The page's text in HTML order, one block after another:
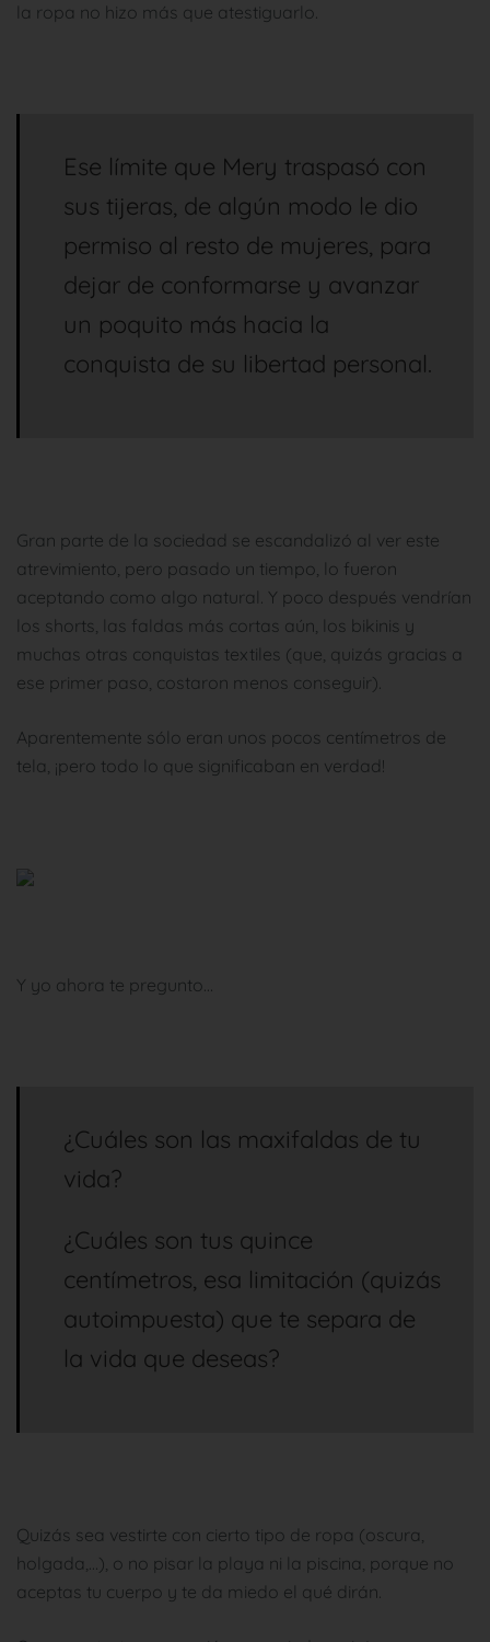
la ropa no hizo más que atestiguarlo.
Ese límite que Mery traspasó con
sus tijeras, de algún modo le dio
permiso al resto de mujeres, para
dejar de conformarse y avanzar
un poquito más hacia la
conquista de su libertad personal.
Gran parte de la sociedad se escandalizó al ver este
atrevimiento, pero pasado un tiempo, lo fueron
aceptando como algo natural. Y poco después vendrían
los shorts, las faldas más cortas aún, los bikinis y
muchas otras conquistas textiles (que, quizás gracias a
ese primer paso, costaron menos conseguir).
Aparentemente sólo eran unos pocos centímetros de
tela, ¡pero todo lo que significaban en verdad!
Y yo ahora te pregunto…
¿Cuáles son las maxifaldas de tu
vida?
¿Cuáles son tus quince
centímetros, esa limitación (quizás
autoimpuesta) que te separa de
la vida que deseas?
Quizás sea vestirte con cierto tipo de ropa (oscura,
holgada,…), o no pisar la playa ni la piscina, porque no
aceptas tu cuerpo y te da miedo el qué dirán.